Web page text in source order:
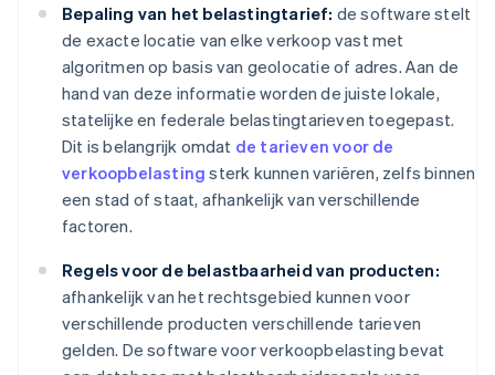
Bepaling van het belastingtarief: de software stelt
de exacte locatie van elke verkoop vast met
algoritmen op basis van geolocatie of adres. Aan de
hand van deze informatie worden de juiste lokale,
statelijke en federale belastingtarieven toegepast.
Dit is belangrijk omdat de tarieven voor de
verkoopbelasting sterk kunnen variëren, zelfs binnen
een stad of staat, afhankelijk van verschillende
factoren.
Regels voor de belastbaarheid van producten:
afhankelijk van het rechtsgebied kunnen voor
verschillende producten verschillende tarieven
gelden. De software voor verkoopbelasting bevat